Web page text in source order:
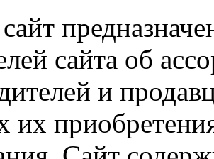
сайта об
и
их